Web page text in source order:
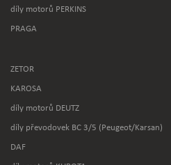
díly motorů PERKINS
PRAGA
ZETOR
KAROSA
díly motorů DEUTZ
díly převodovek BC 3/5 (Peugeot/Karsan)
DAF